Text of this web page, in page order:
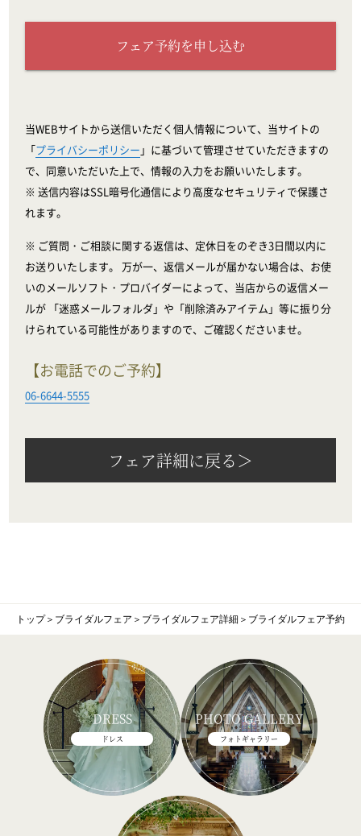
フェア予約を申し込む
当WEBサイトから送信いただく個人情報について、当サイトの
「プライバシーポリシー 」に基づいて管理させていただきますの
で、同意いただいた上で、情報の入力をお願いいたします。
※ 送信内容はSSL暗号化通信により高度なセキュリティで保護さ
れます。
※ ご質問・ご相談に関する返信は、定休日をのぞき3日間以内に
お送りいたします。 万が一、返信メールが届かない場合は、お使
いのメールソフト・プロバイダーによって、当店からの返信メー
ルが 「迷惑メールフォルダ」や「削除済みアイテム」等に振り分
けられている可能性がありますので、ご確認くださいませ。
【お電話でのご予約】
06-6644-5555
フェア詳細に戻る＞
トップ＞ ブライダルフェア ＞ ブライダルフェア詳細 ＞ ブライダルフェア予約
DRESS
ドレス
PHOTO GALLERY
フォトギャラリー